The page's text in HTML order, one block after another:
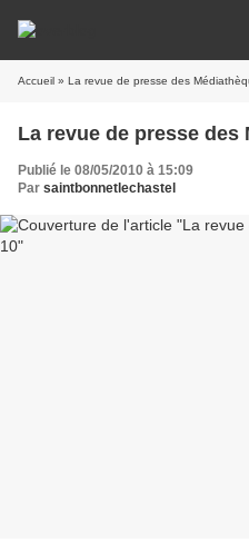
Accueil » La revue de presse des
La revue de presse des
Publié le 08/05/2010 à 15:09
Par saintbonnetlechastel